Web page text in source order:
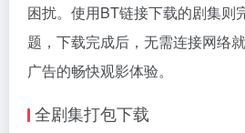
困扰。使用BT链接下载的剧集则
题，下载完成后，无需连接网络
广告的畅快观影体验。
全剧集打包下载